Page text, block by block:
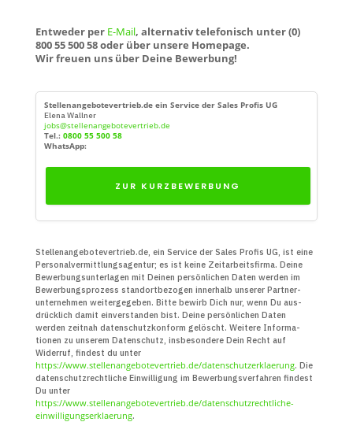
Entweder per E-Mail, alternativ telefonisch unter (0)
800 55 500 58 oder über unsere Homepage.
Wir freuen uns über Deine Bewerbung!
Stellenangebotevertrieb.de ein Service der Sales Profis UG
Elena Wallner
jobs@stellenangebotevertrieb.de
Tel.: 0800 55 500 58
WhatsApp:
ZUR KURZBEWERBUNG
Stellenangebotevertrieb.de, ein Service der Sales Profis UG, ist eine
Personal­vermittlungs­agentur; es ist keine Zeit­arbeits­firma. Deine
Bewerbungs­unter­lagen mit Deinen persön­lichen Daten werden im
Bewerbungs­prozess standort­bezogen innerhalb unserer Partner­
unter­nehmen weiter­gegeben. Bitte bewirb Dich nur, wenn Du aus­
drücklich damit ein­verstanden bist. Deine persön­lichen Daten
werden zeitnah daten­schutz­konform gelöscht. Weitere Infor­ma­
tionen zu unserem Daten­schutz, insbe­sondere Dein Recht auf
Widerruf, findest du unter
https://www.stellenangebotevertrieb.de/datenschutzerklaerung. Die
daten­schutz­recht­liche Ein­willigung im Bewerbungs­verfahren findest
Du unter
https://www.stellenangebotevertrieb.de/datenschutzrechtliche-
einwilligungserklaerung.